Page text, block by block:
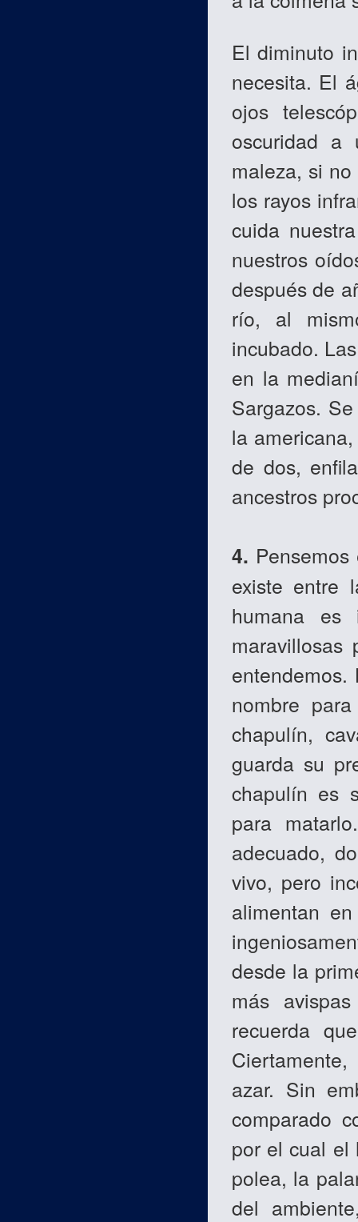
El diminuto
necesita. El
ojos
oscuridad a
maleza, si
los rayos
cuida
nuestros
después de
río, al
incubado.
en la
Sargazos.
la
de dos,
ancestros
4.
existe entre
humana es
nombre
chapulín,
guarda su
chapulín es
para
adecuado,
vivo, pero
alimentan
desde la
más
recuerda
azar. Sin
comparado
por el cual el
polea, la
del